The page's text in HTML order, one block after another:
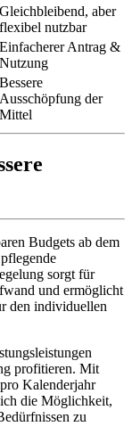
Gleichbleibend, aber
flexibel nutzbar
Einfacherer Antrag &
Nutzung
Bessere
Ausschöpfung der
Mittel
Budgets ab dem
sorgt für
und ermöglicht
den individuellen
profitieren. Mit
pro Kalenderjahr
die Möglichkeit,
zu